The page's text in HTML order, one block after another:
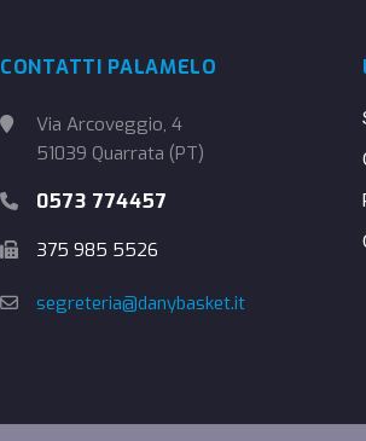
CONTATTI PALAMELO
Via Arcoveggio, 4
51039 Quarrata (PT)
0573 774457
375 985 5526
segreteria@danybasket.it